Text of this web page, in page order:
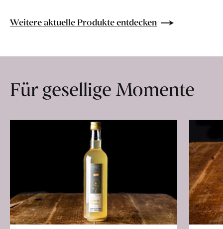
erfahren
Weitere aktuelle Produkte entdecken
Für gesellige Momente